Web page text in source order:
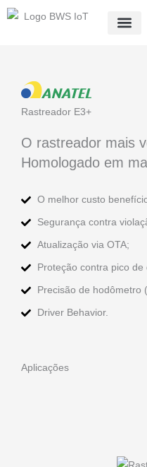
Rastreador E3+
O rastreador mais
Homologado em
O melhor custo
Segurança contra
Atualização via OTA;
Proteção contra pico de
Precisão de hodômetro
Driver Behavior.
Aplicações